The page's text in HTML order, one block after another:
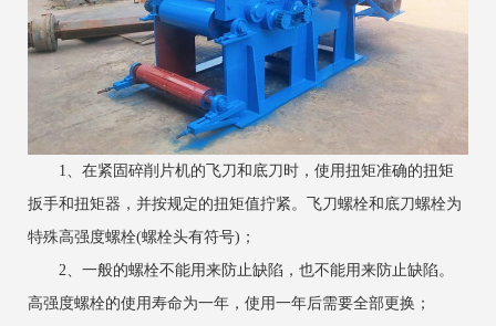
1、在紧固碎削片机的飞刀和底刀时，使用扭矩准确的扭矩
扳手和扭矩器，并按规定的扭矩值拧紧。飞刀螺栓和底刀螺栓为
特殊高强度螺栓(螺栓头有符号)；
2、一般的螺栓不能用来防止缺陷，也不能用来防止缺陷。
高强度螺栓的使用寿命为一年，使用一年后需要全部更换；